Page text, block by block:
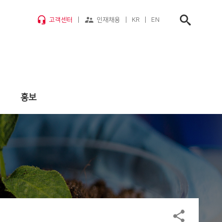
headset_mic 고객센터 supervisor_account 인재채용 KR EN
홍보
대원뉴스룸
대원홍보영화관